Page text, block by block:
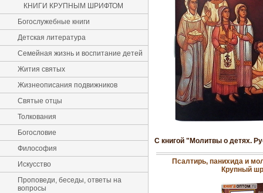
КНИГИ КРУПНЫМ ШРИФТОМ
Богослужебные книги
Детская литература
Семейная жизнь и воспитание детей
Жития святых
Жизнеописания подвижников
Святые отцы
Толкования
Богословие
Философия
Искусство
Проповеди, беседы, ответы на
вопросы
С книгой "Молитвы о детях.
Псалтирь, панихида и
Крупный